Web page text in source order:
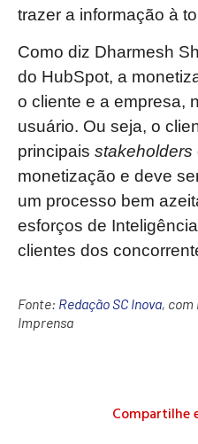
trazer a informação à
Como diz Dharmesh
do HubSpot, a
o cliente e a empresa,
usuário. Ou seja, o
principais stakeholders
monetização e deve
um processo bem
esforços de
clientes dos
Fonte: Redação SC Inova, com
Imprensa
Compartilhe